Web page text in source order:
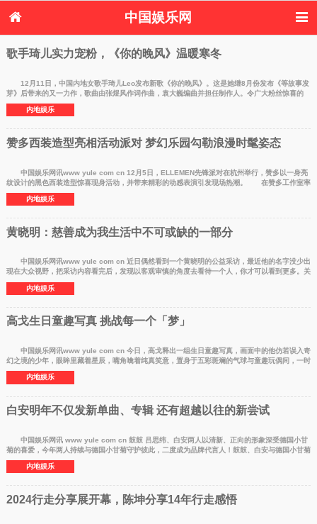
中国娱乐网
首页 新闻 女性
体育花边
音乐新闻 影视新闻
内地明星八卦
港台明星八卦
歌手琦儿实力宠粉，《你的晚风》温暖寒冬
12月11日，中国内地女歌手琦儿Leo发布新歌《你的晚风》。这是她继8月份发布《等故事发
芽》后带来的又一力作，歌曲由张煜风作词作曲，袁大巍编曲并担任制作人。令广大粉丝惊喜的
是，这是琦儿专
内地娱乐
赞多西装造型亮相活动派对 梦幻乐园勾勒浪漫时髦姿态
中国娱乐网讯www yule com cn 12月5日，ELLEMEN先锋派对在杭州举行，赞多以一身亮
纹设计的黑色西装造型惊喜现身活动，并带来精彩的动感表演引发现场热潮。 在赞多工作室率
先曝光的大片中，
内地娱乐
黄晓明：慈善成为我生活中不可或缺的一部分
中国娱乐网讯www yule com cn 近日偶然看到一个黄晓明的公益采访，最近他的名字没少出
现在大众视野，把采访内容看完后，发现以客观审慎的角度去看待一个人，你才可以看到更多。关
于黄晓明，大
内地娱乐
高戈生日童趣写真 挑战每一个「梦」
中国娱乐网讯www yule com cn 今日，高戈释出一组生日童趣写真，画面中的他仿若误入奇
幻之境的少年，眼眸里藏着星辰，嘴角噙着纯真笑意，置身于五彩斑斓的气球与童趣玩偶间，一时
间让人忘却现
内地娱乐
白安明年不仅发新单曲、专辑 还有超越以往的新尝试
中国娱乐网讯 www yule com cn 鼓鼓 吕思纬、白安两人以清新、正向的形象深受德国小甘
菊的喜爱，今年两人持续与德国小甘菊守护彼此，二度成为品牌代言人！鼓鼓、白安与德国小甘菊
相伴三年
内地娱乐
2024行走分享展开幕，陈坤分享14年行走感悟